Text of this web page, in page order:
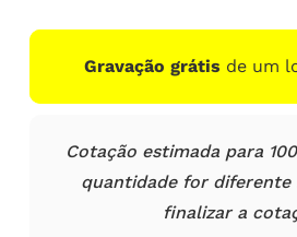
Gravação grátis de um
Cotação estimada para
quantidade for diferente
finalizar a